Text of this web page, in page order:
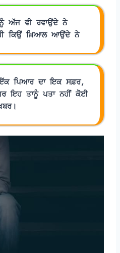
ਅੱਜ ਵੀ ਰਵਾਉਂਦੇ ਨੇ
ਕਿਉਂ ਖ਼ਿਆਲ ਆਉਂਦੇ ਨੇ
ਪਿਆਰ ਦਾ ਇਕ ਸਫ਼ਰ,
ਇਹ ਤਾਨੂੰ ਪਤਾ ਨਹੀਂ ਕੋਈ